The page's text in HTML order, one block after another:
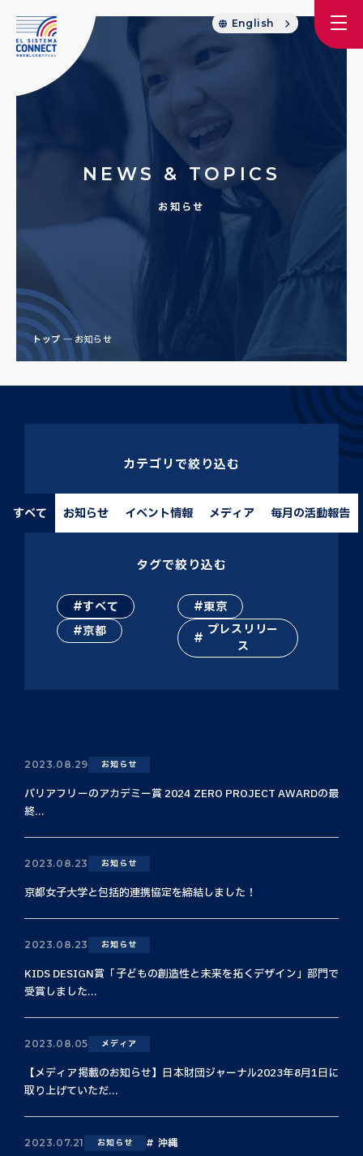
English
NEWS & TOPICS
お知らせ
トップ お知らせ
カテゴリで絞り込む
すべて お知らせ イベント情報 メディア 毎月の活動報告
タグで絞り込む
すべて
東京
京都
プレスリリー
ス
2023.08.29 お知らせ
バリアフリーのアカデミー賞 2024 ZERO PROJECT AWARDの最
終...
2023.08.23 お知らせ
京都女子大学と包括的連携協定を締結しました！
2023.08.23 お知らせ
KIDS DESIGN賞「子どもの創造性と未来を拓くデザイン」部門で
受賞しました...
2023.08.05 メディア
【メディア掲載のお知らせ】日本財団ジャーナル2023年8月1日に
取り上げていただ...
2023.07.21 お知らせ 沖縄